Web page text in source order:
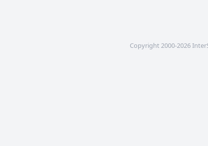
Copyright 2000-2026